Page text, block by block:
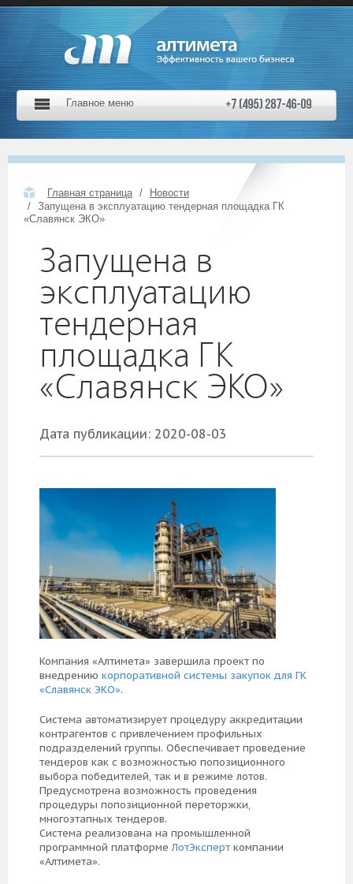
Главное меню
Главная страница
Новости
Запущена в эксплуатацию тендерная площадка ГК
«Славянск ЭКО»
Запущена в
эксплуатацию
тендерная
площадка ГК
«Славянск ЭКО»
Дата публикации: 2020-08-03
Компания «Алтимета» завершила проект по
внедрению корпоративной системы закупок для ГК
«Славянск ЭКО».
Система автоматизирует процедуру аккредитации
контрагентов с привлечением профильных
подразделений группы. Обеспечивает проведение
тендеров как с возможностью попозиционного
выбора победителей, так и в режиме лотов.
Предусмотрена возможность проведения
процедуры попозиционной переторжки,
многоэтапных тендеров.
Система реализована на промышленной
программной платформеЛотЭксперт компании
«Алтимета».